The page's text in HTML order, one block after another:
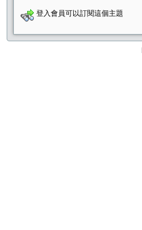
登入會員可以訂閱這個主題